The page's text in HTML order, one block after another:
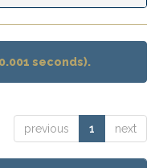
seconds).
previous 1 next